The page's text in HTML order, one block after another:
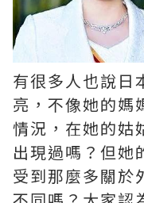
有很多人也說日
亮，不像她的媽
情況，在她的姑
出現過嗎？但她
受到那麼多關於